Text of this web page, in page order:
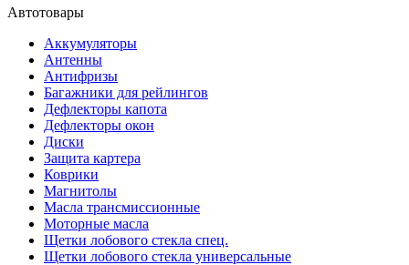
Автотовары
Аккумуляторы
Антенны
Антифризы
Багажники для рейлингов
Дефлекторы капота
Дефлекторы окон
Диски
Защита картера
Коврики
Магнитолы
Масла трансмиссионные
Моторные масла
Щетки лобового стекла спец.
Щетки лобового стекла универсальные